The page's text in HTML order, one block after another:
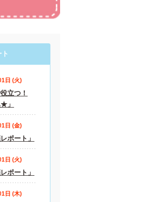
日 (火)
立つ！
」
日 (金)
ポート」
日 (火)
ポート」
日 (木)